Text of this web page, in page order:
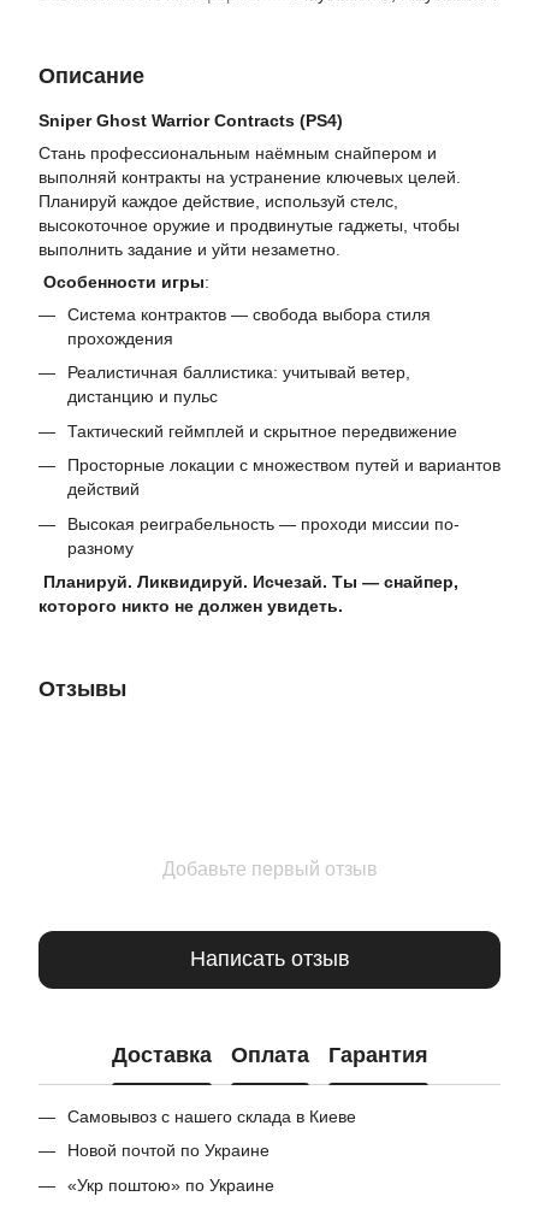
Описание
Sniper Ghost Warrior Contracts (PS4)
Стань профессиональным наёмным снайпером и
выполняй контракты на устранение ключевых целей.
Планируй каждое действие, используй стелс,
высокоточное оружие и продвинутые гаджеты, чтобы
выполнить задание и уйти незаметно.
Особенности игры:
Система контрактов — свобода выбора стиля
прохождения
Реалистичная баллистика: учитывай ветер,
дистанцию и пульс
Тактический геймплей и скрытное передвижение
Просторные локации с множеством путей и вариантов
действий
Высокая реиграбельность — проходи миссии по-
разному
Планируй. Ликвидируй. Исчезай. Ты — снайпер,
которого никто не должен увидеть.
Отзывы
Добавьте первый отзыв
Написать отзыв
Доставка Оплата Гарантия
Самовывоз с нашего склада в Киеве
Новой почтой по Украине
«Укр поштою» по Украине